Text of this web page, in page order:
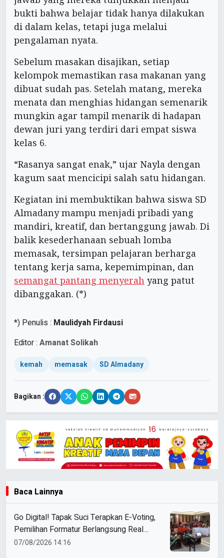
bukti bahwa belajar tidak hanya dilakukan
di dalam kelas, tetapi juga melalui
pengalaman nyata.
Sebelum masakan disajikan, setiap
kelompok memastikan rasa makanan yang
dibuat sudah pas. Setelah matang, mereka
menata dan menghias hidangan semenarik
mungkin agar tampil menarik di hadapan
dewan juri yang terdiri dari empat siswa
kelas 6.
“Rasanya sangat enak,” ujar Nayla dengan
kagum saat mencicipi salah satu hidangan.
Kegiatan ini membuktikan bahwa siswa SD
Almadany mampu menjadi pribadi yang
mandiri, kreatif, dan bertanggung jawab. Di
balik kesederhanaan sebuah lomba
memasak, tersimpan pelajaran berharga
tentang kerja sama, kepemimpinan, dan
semangat pantang menyerah yang patut
dibanggakan. (*)
*) Penulis : Maulidyah Firdausi
Editor : Amanat Solikah
kemah memasak SD Almadany
Bagikan :
Baca Lainnya
Go Digital! Tapak Suci Terapkan E-Voting,
Pemilihan Formatur Berlangsung Real
Time
07/08/2026 14:16